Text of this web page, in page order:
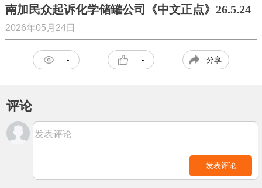
南加民众起诉化学储罐公司《中文正点》26.5.24
2026年05月24日
- - 分享
评论
发表评论
发表评论